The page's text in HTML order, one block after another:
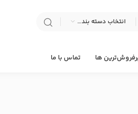
انتخاب دسته بندی
ها تماس با ما